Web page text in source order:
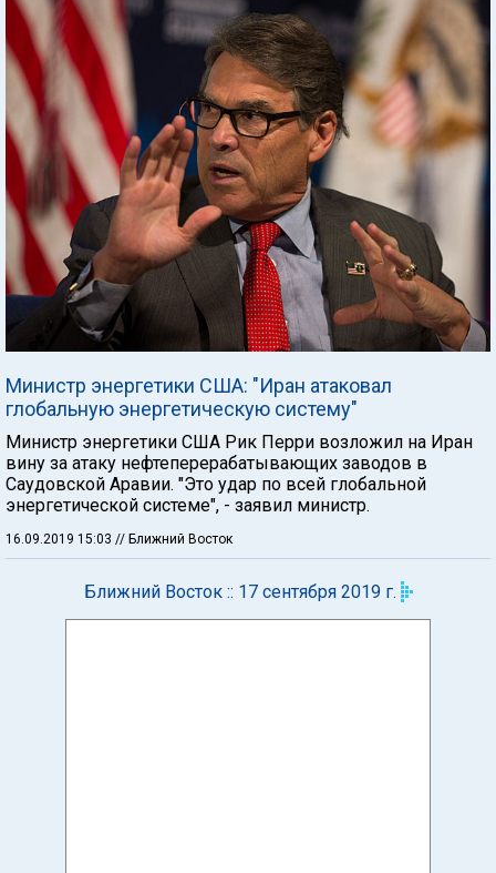
Министр энергетики США: "Иран атаковал
глобальную энергетическую систему"
Министр энергетики США Рик Перри возложил на Иран
вину за атаку нефтеперерабатывающих заводов в
Саудовской Аравии. "Это удар по всей глобальной
энергетической системе", - заявил министр.
16.09.2019 15:03 // Ближний Восток
Ближний Восток :: 17 сентября 2019 г.